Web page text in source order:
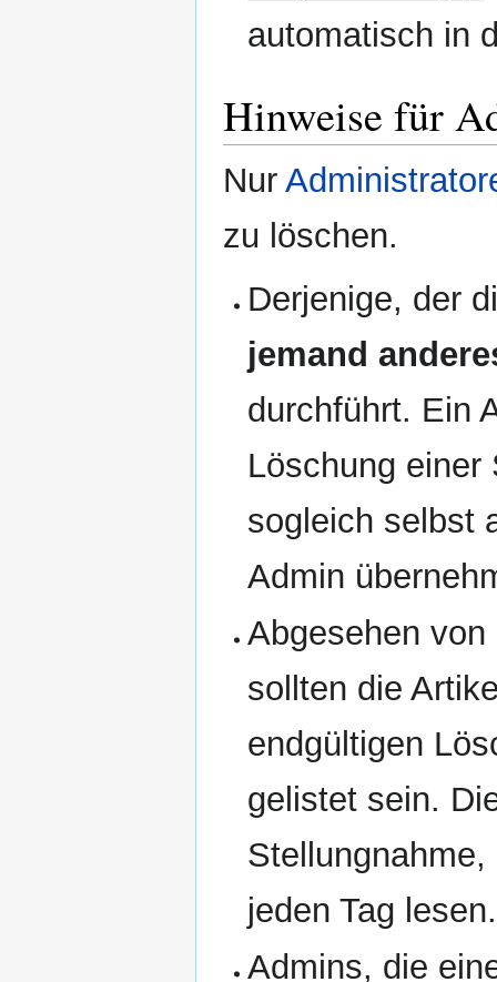
automatisch in
Hinweise für
Nur
zu löschen.
Derjenige, der
jemand
durchführt. Ein
Löschung einer
sogleich selbst
Admin
Abgesehen von
sollten die
endgültigen
gelistet sein.
jeden Tag lesen.
Admins, die